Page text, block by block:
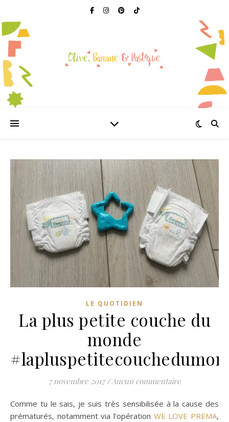
LE QUOTIDIEN
La plus petite couche du
monde
7 novembre 2017 / Aucun commentaire
Comme tu le sais, je suis très sensibilisée à la cause des
prématurés, notamment via l’opération WE LOVE PREMA,